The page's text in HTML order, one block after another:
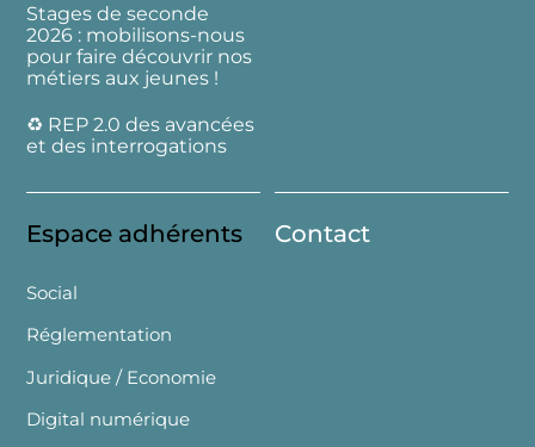
Stages de seconde
2026 : mobilisons-nous
pour faire découvrir nos
métiers aux jeunes !
♻️ REP 2.0 des avancées
et des interrogations
Espace adhérents
Social
Réglementation
Juridique / Economie
Digital numérique
Contact